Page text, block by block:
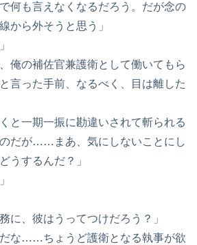
も言えなくなるだろう。だが念の
から外そうと思う」
俺の補佐官兼護衛として働いてもら
言った手前、なるべく、目は離した
と一期一振に勘違いされて斬られる
だが……まあ、気にしないことにし
うするんだ？」
に、彼はうってつけだろう？」
な……ちょうど護衛となる執事が欲